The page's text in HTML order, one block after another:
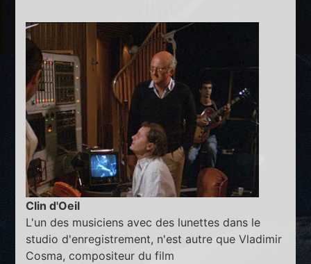
Clin d'Oeil
L'un des musiciens avec des lunettes dans le
studio d'enregistrement, n'est autre que Vladimir
Cosma, compositeur du film